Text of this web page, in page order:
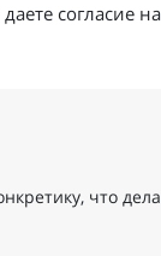
даете согласие
что